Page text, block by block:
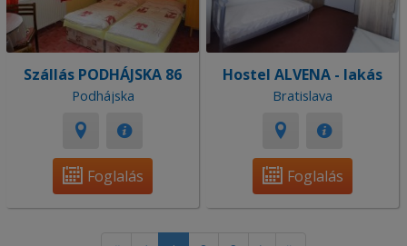
Szállás PODHÁJSKA 86
Podhájska
Foglalás
Hostel ALVENA - lakás
Bratislava
Foglalás